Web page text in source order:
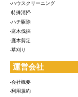
-ハウスクリーニング
-特殊清掃
-ハチ駆除
-庭木伐採
-庭木剪定
-草刈り
運営会社
-会社概要
-利用規約